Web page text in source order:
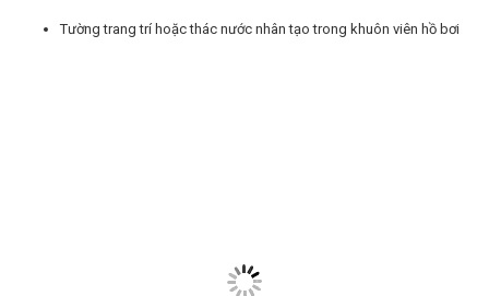
Tường trang trí hoặc thác nước nhân tạo trong khuôn viên hồ bơi